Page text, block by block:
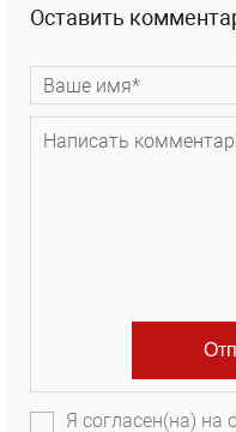
Оставить
Я согласен(на) на